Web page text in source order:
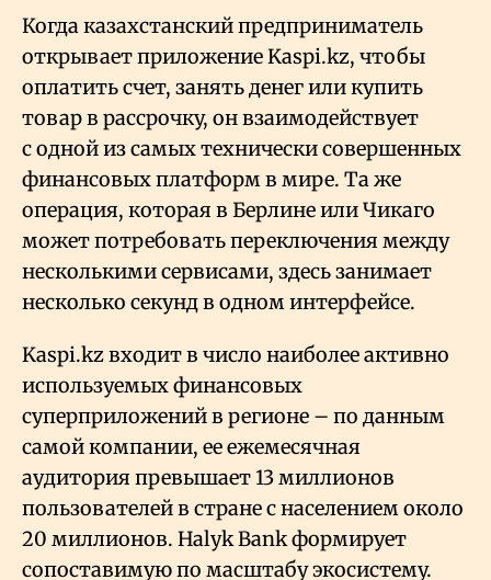
Когда казахстанский предприниматель
открывает приложение Kaspi.kz, чтобы
оплатить счет, занять денег или купить
товар в рассрочку, он взаимодействует
с одной из самых технически совершенных
финансовых платформ в мире. Та же
операция, которая в Берлине или Чикаго
может потребовать переключения между
несколькими сервисами, здесь занимает
несколько секунд в одном интерфейсе.
Kaspi.kz входит в число наиболее активно
используемых финансовых
суперприложений в регионе – по данным
самой компании, ее ежемесячная
аудитория превышает 13 миллионов
пользователей в стране с населением около
20 миллионов. Halyk Bank формирует
сопоставимую по масштабу экосистему.